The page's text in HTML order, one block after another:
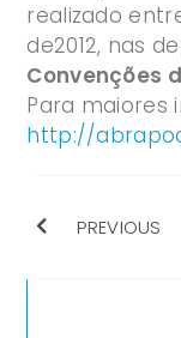
realizado
de2012, nas
Convenções
Para maiores
http://
PREVIOUS